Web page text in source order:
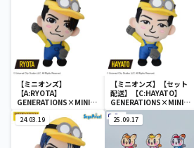
【ミニオンズ】
【A:RYOTA】
GENERATIONS×MINIO
N ミニぬいぐるみ～コス
プレデザインVer.2～
【ミニオンズ】【セット
配送】【C:HAYATO】
GENERATIONS×MINIO
N ミニぬいぐるみ～コス
プレデザインVer.1～
24.03.19 25.09.17